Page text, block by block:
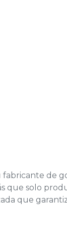
fabricante de
que solo
que